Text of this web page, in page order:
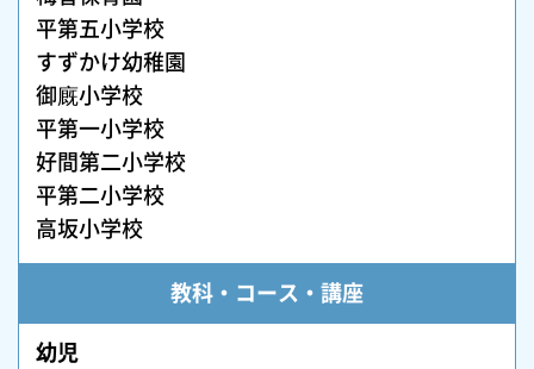
平第五小学校
すずかけ幼稚園
御廐小学校
平第一小学校
好間第二小学校
平第二小学校
高坂小学校
教科・コース・講座
幼児